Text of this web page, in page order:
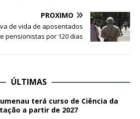
PRÓXIMO
de vida de aposentados
e pensionistas por 120 dias
ÚLTIMAS
terá curso de Ciência da
a partir de 2027